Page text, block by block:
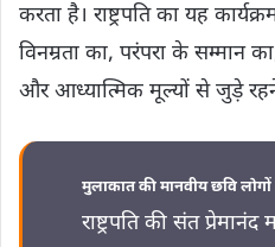
करता है। राष्ट्रपति का यह
विनम्रता का, परंपरा के सम्मान
और आध्यात्मिक मूल्यों से जुड़े
मुलाकात की मानवीय छवि
राष्ट्रपति की संत